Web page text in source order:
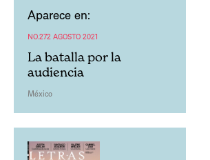
Aparece en:
NO.272 AGOSTO 2021
La batalla por la
audiencia
México